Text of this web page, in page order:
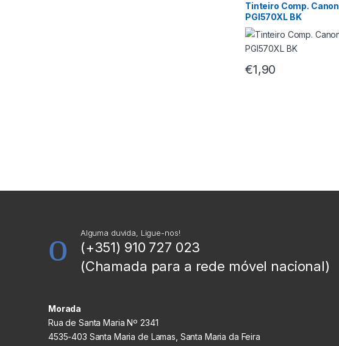
Tinteiro Comp. Canon
PGI570XL BK
€1,90
Alguma duvida, Ligue-nos!
(+351) 910 727 023
(Chamada para a rede móvel nacional)
Morada
Rua de Santa Maria Nº 2341
4535-403 Santa Maria de Lamas, Santa Maria da Feira